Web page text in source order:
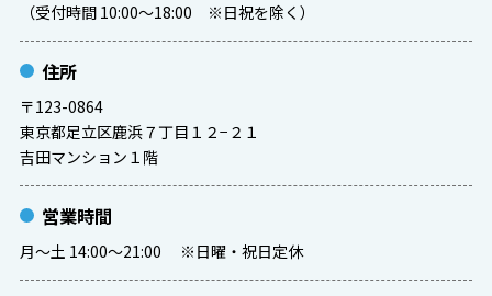
（受付時間 10:00～18:00 ※日祝を除く）
住所
〒123-0864
東京都足立区鹿浜７丁目１２−２１
吉田マンション１階
営業時間
月〜土 14:00〜21:00 ※日曜・祝日定休